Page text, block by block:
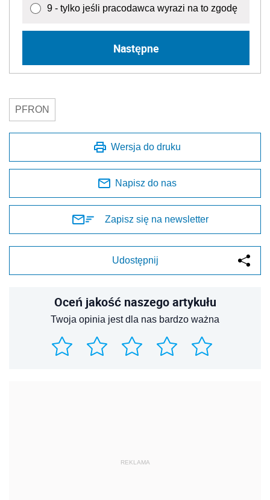
9 - tylko jeśli pracodawca wyrazi na to zgodę
Następne
PFRON
Wersja do druku
Napisz do nas
Zapisz się na newsletter
Udostępnij
Oceń jakość naszego artykułu
Twoja opinia jest dla nas bardzo ważna
REKLAMA